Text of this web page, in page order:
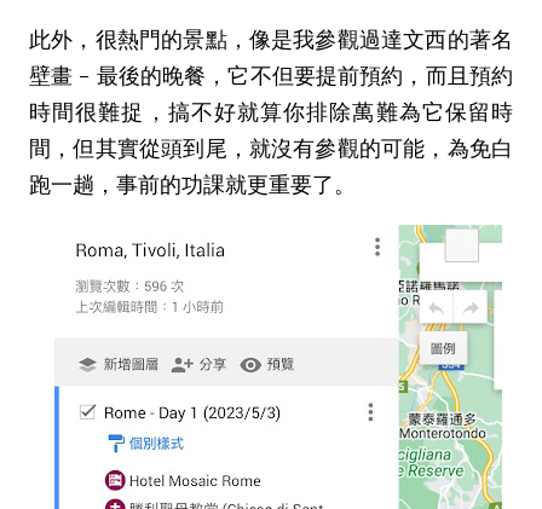
此外，很熱門的景點，像是我參觀過達文西的著名
壁畫 - 最後的晚餐，它不但要提前預約，而且預約
時間很難捉，搞不好就算你排除萬難為它保留時
間，但其實從頭到尾，就沒有參觀的可能，為免白
跑一趟，事前的功課就更重要了。